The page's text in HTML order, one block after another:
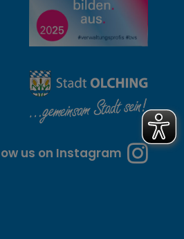
us on Instagram